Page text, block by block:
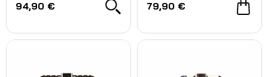
94,90 € 79,90 €